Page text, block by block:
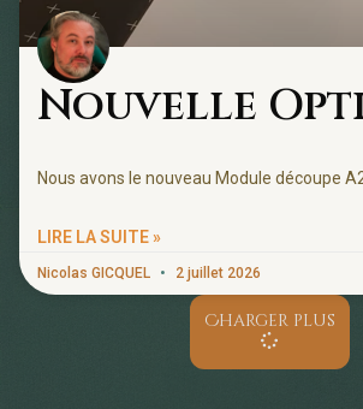
Nouvelle
Nous avons le nouveau Module découpe
LIRE LA SUITE »
Nicolas GICQUEL 2 juillet 2026
Charger plus